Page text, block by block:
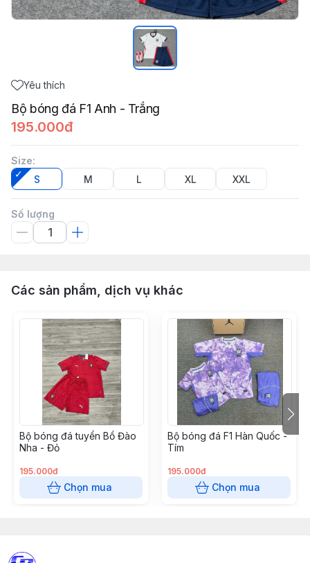
Yêu thích
Bộ bóng đá F1 Anh - Trắng
195.000đ
Size:
S
M L XL XXL
Số lượng
Các sản phẩm, dịch vụ khác
Bộ bóng đá tuyển Bồ Đào
Nha - Đỏ
195.000đ
Chọn mua
Bộ bóng đá F1 Hàn Quốc -
Tím
195.000đ
Chọn mua